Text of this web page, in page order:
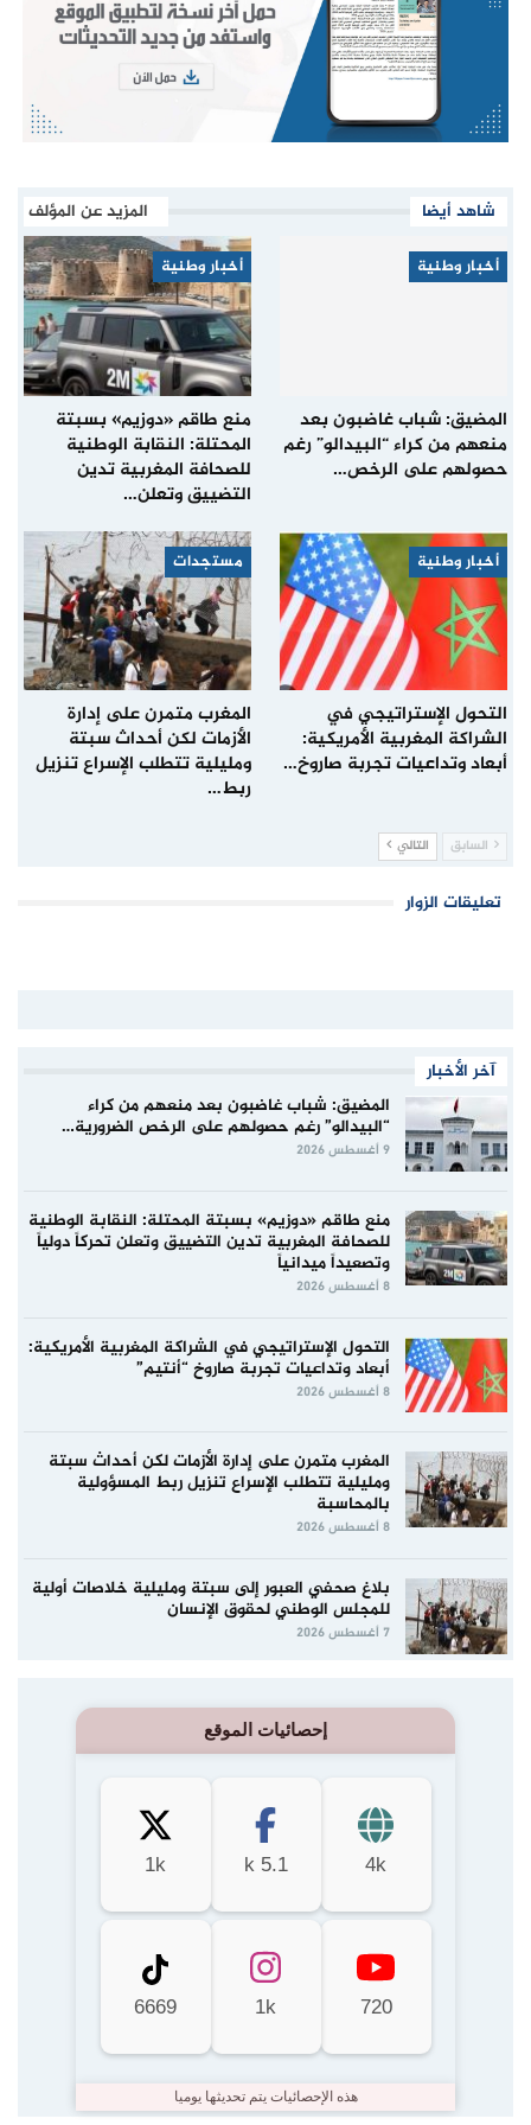
شاهد أيضا المزيد عن المؤلف
أخبار وطنية
المضيق: شباب غاضبون بعد
منعهم من كراء “البيدالو” رغم
حصولهم على الرخص…
أخبار وطنية
منع طاقم «دوزيم» بسبتة
المحتلة: النقابة الوطنية
للصحافة المغربية تدين
التضييق وتعلن…
أخبار وطنية
التحول الإستراتيجي في
الشراكة المغربية الأمريكية:
أبعاد وتداعيات تجربة صاروخ…
مستجدات
المغرب متمرن على إدارة
الأزمات لكن أحداث سبتة
ومليلية تتطلب الإسراع تنزيل
ربط…
السابق التالي
تعليقات الزوار
آخر الأخبار
المضيق: شباب غاضبون بعد منعهم من كراء
“البيدالو” رغم حصولهم على الرخص الضرورية…
9 أغسطس 2026
منع طاقم «دوزيم» بسبتة المحتلة: النقابة الوطنية
للصحافة المغربية تدين التضييق وتعلن تحركاً دولياً
وتصعيداً ميدانياً
8 أغسطس 2026
التحول الإستراتيجي في الشراكة المغربية الأمريكية:
أبعاد وتداعيات تجربة صاروخ “أنتيم”
8 أغسطس 2026
المغرب متمرن على إدارة الأزمات لكن أحداث سبتة
ومليلية تتطلب الإسراع تنزيل ربط المسؤولية
بالمحاسبة
8 أغسطس 2026
بلاغ صحفي العبور إلى سبتة ومليلية خلاصات أولية
للمجلس الوطني لحقوق الإنسان
7 أغسطس 2026
إحصائيات الموقع
4k
5.1 k
1k
720
1k
6669
هذه الإحصائيات يتم تحديثها يوميا